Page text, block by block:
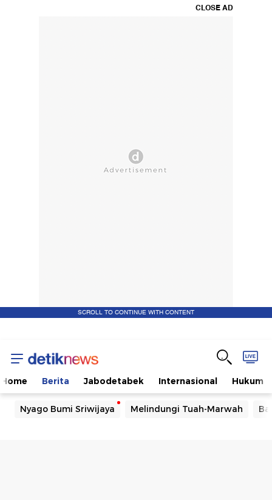
CLOSE AD
SCROLL TO CONTINUE WITH CONTENT
Home Berita Jabodetabek Internasional Hukum
Nyago Bumi Sriwijaya Melindungi Tuah-Marwah